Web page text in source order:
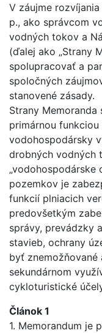
V záujme
p., ako správcom
vodných tokov a
(ďalej ako „Strany
spolupracovať a
spoločných
stanovené zásady.
Strany
primárnou
vodohospodársky
drobných vodných
„vodohospodárske
pozemkov je
funkcií plniacich
predovšetkým
správy, prevádzky
stavieb, ochrany
byť
sekundárnom
cykloturistické
Článok 1
1. Memorandum je